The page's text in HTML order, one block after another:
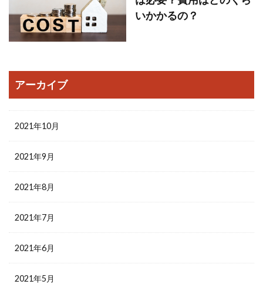
いかかるの？
アーカイブ
2021年10月
2021年9月
2021年8月
2021年7月
2021年6月
2021年5月